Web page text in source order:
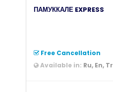
ПАМУККАЛЕ EXPRESS
Free Cancellation
Available in: Ru, En, Tr